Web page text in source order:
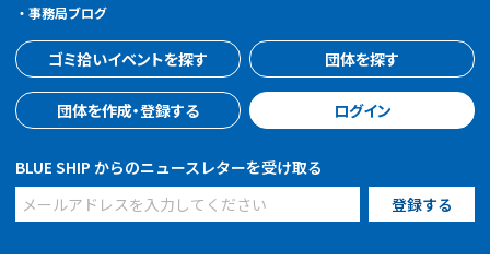
事務局ブログ
ゴミ拾いイベントを探す 団体を探す
団体を作成・登録する ログイン
BLUE SHIP からのニュースレターを受け取る